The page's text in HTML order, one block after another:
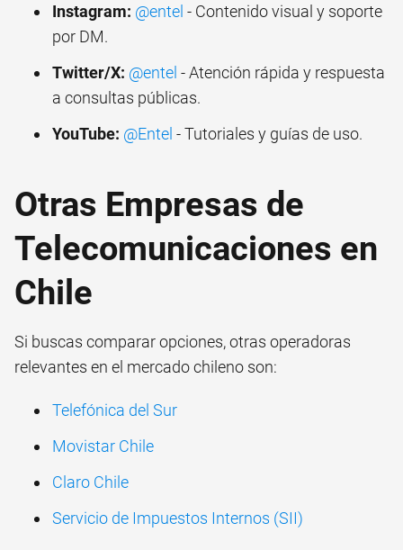
Instagram: @entel - Contenido visual y soporte
por DM.
Twitter/X: @entel - Atención rápida y respuesta
a consultas públicas.
YouTube: @Entel - Tutoriales y guías de uso.
Otras Empresas de
Telecomunicaciones en
Chile
Si buscas comparar opciones, otras operadoras
relevantes en el mercado chileno son:
Telefónica del Sur
Movistar Chile
Claro Chile
Servicio de Impuestos Internos (SII)